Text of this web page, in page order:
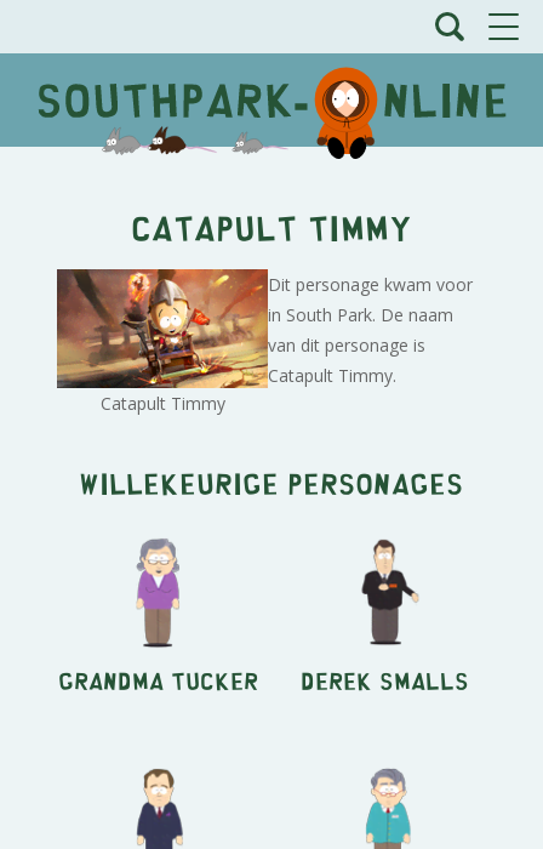
Catapult Timmy
Catapult Timmy
Dit personage kwam voor
in South Park. De naam
van dit personage is
Catapult Timmy.
Willekeurige personages
Grandma Tucker Derek Smalls